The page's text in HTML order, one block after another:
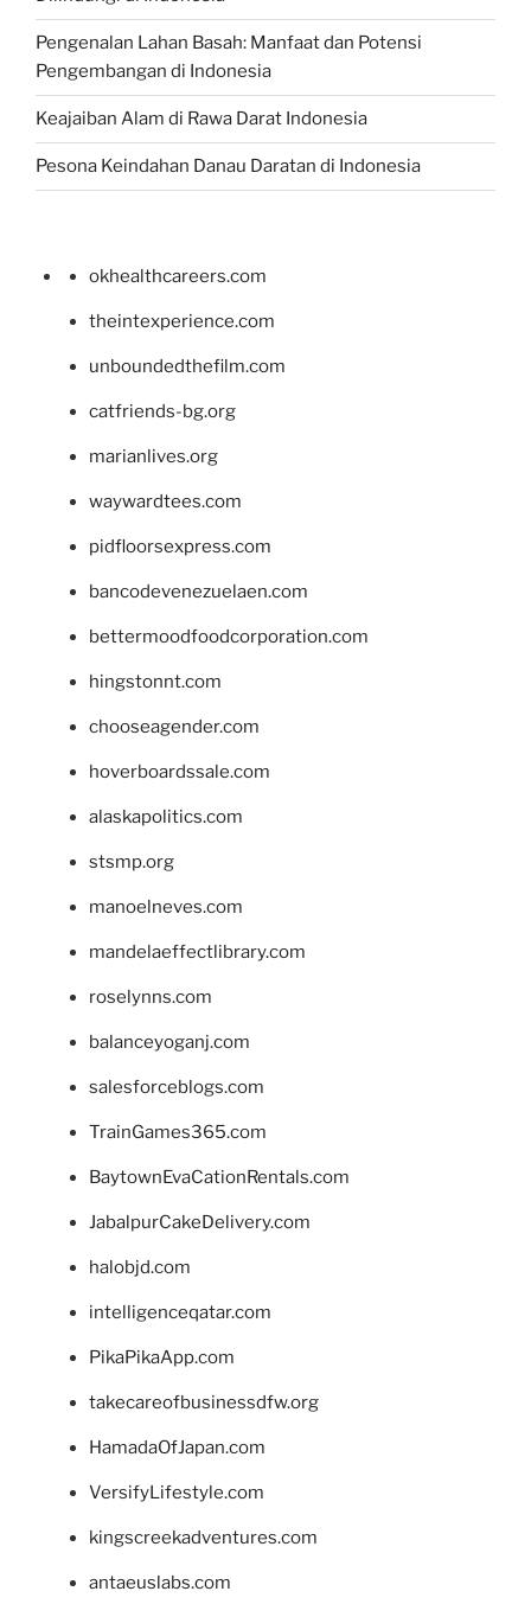
Pengenalan Lahan Basah: Manfaat dan Potensi
Pengembangan di Indonesia
Keajaiban Alam di Rawa Darat Indonesia
Pesona Keindahan Danau Daratan di Indonesia
okhealthcareers.com
theintexperience.com
unboundedthefilm.com
catfriends-bg.org
marianlives.org
waywardtees.com
pidfloorsexpress.com
bancodevenezuelaen.com
bettermoodfoodcorporation.com
hingstonnt.com
chooseagender.com
hoverboardssale.com
alaskapolitics.com
stsmp.org
manoelneves.com
mandelaeffectlibrary.com
roselynns.com
balanceyoganj.com
salesforceblogs.com
TrainGames365.com
BaytownEvaCationRentals.com
JabalpurCakeDelivery.com
halobjd.com
intelligenceqatar.com
PikaPikaApp.com
takecareofbusinessdfw.org
HamadaOfJapan.com
VersifyLifestyle.com
kingscreekadventures.com
antaeuslabs.com